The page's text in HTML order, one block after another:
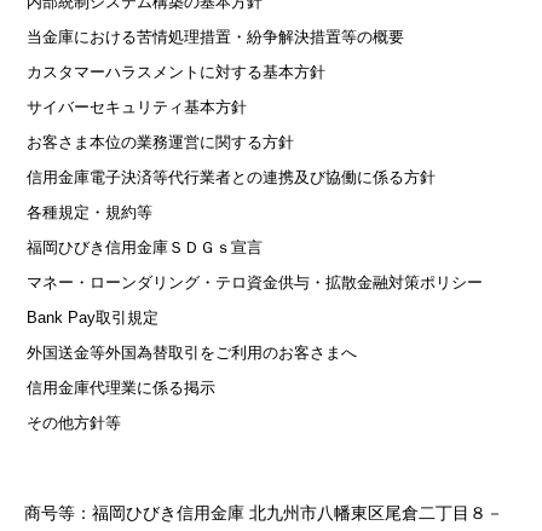
当金庫における苦情処理措置・紛争解決措置等の概要
カスタマーハラスメントに対する基本方針
サイバーセキュリティ基本方針
お客さま本位の業務運営に関する方針
信用金庫電子決済等代行業者との連携及び協働に係る方針
各種規定・規約等
福岡ひびき信用金庫ＳＤＧｓ宣言
マネー・ローンダリング・テロ資金供与・拡散金融対策ポリシー
Bank Pay取引規定
外国送金等外国為替取引をご利用のお客さまへ
信用金庫代理業に係る掲示
その他方針等
商号等：福岡ひびき信用金庫 北九州市八幡東区尾倉二丁目８－